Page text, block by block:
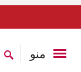
منو